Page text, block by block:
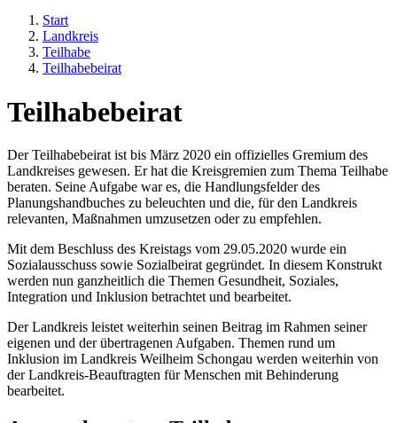
Start
Landkreis
Teilhabe
Teilhabebeirat
Teilhabebeirat
Der Teilhabebeirat ist bis März 2020 ein offizielles Gremium des
Landkreises gewesen. Er hat die Kreisgremien zum Thema Teilhabe
beraten. Seine Aufgabe war es, die Handlungsfelder des
Planungshandbuches zu beleuchten und die, für den Landkreis
relevanten, Maßnahmen umzusetzen oder zu empfehlen.
Mit dem Beschluss des Kreistags vom 29.05.2020 wurde ein
Sozialausschuss sowie Sozialbeirat gegründet. In diesem Konstrukt
werden nun ganzheitlich die Themen Gesundheit, Soziales,
Integration und Inklusion betrachtet und bearbeitet.
Der Landkreis leistet weiterhin seinen Beitrag im Rahmen seiner
eigenen und der übertragenen Aufgaben. Themen rund um
Inklusion im Landkreis Weilheim Schongau werden weiterhin von
der Landkreis-Beauftragten für Menschen mit Behinderung
bearbeitet.